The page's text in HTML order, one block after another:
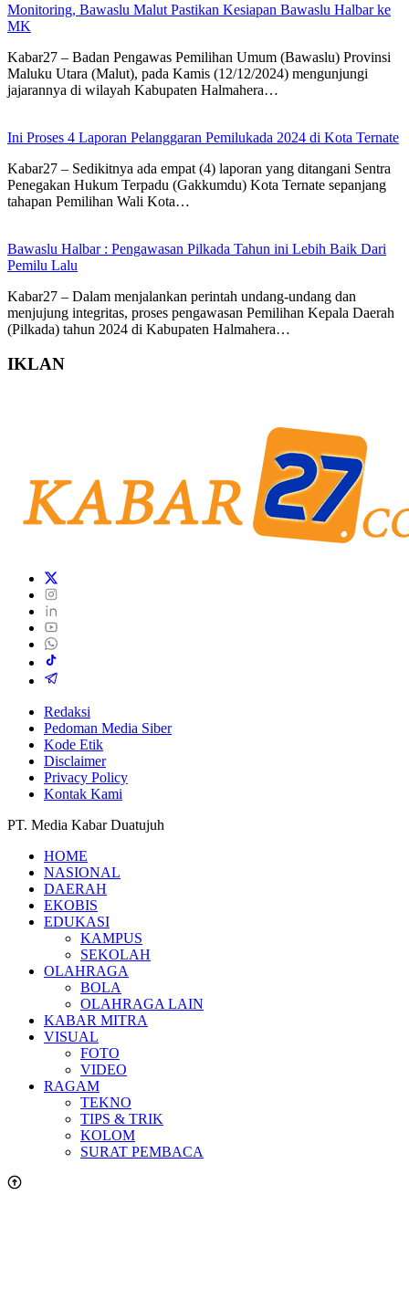
Monitoring, Bawaslu Malut Pastikan Kesiapan Bawaslu Halbar ke
MK
Kabar27 – Badan Pengawas Pemilihan Umum (Bawaslu) Provinsi
Maluku Utara (Malut), pada Kamis (12/12/2024) mengunjungi
jajarannya di wilayah Kabupaten Halmahera…
Ini Proses 4 Laporan Pelanggaran Pemilukada 2024 di Kota Ternate
Kabar27 – Sedikitnya ada empat (4) laporan yang ditangani Sentra
Penegakan Hukum Terpadu (Gakkumdu) Kota Ternate sepanjang
tahapan Pemilihan Wali Kota…
Bawaslu Halbar : Pengawasan Pilkada Tahun ini Lebih Baik Dari
Pemilu Lalu
Kabar27 – Dalam menjalankan perintah undang-undang dan
menjujung integritas, proses pengawasan Pemilihan Kepala Daerah
(Pilkada) tahun 2024 di Kabupaten Halmahera…
IKLAN
Redaksi
Pedoman Media Siber
Kode Etik
Disclaimer
Privacy Policy
Kontak Kami
PT. Media Kabar Duatujuh
HOME
NASIONAL
DAERAH
EKOBIS
EDUKASI
KAMPUS
SEKOLAH
OLAHRAGA
BOLA
OLAHRAGA LAIN
KABAR MITRA
VISUAL
FOTO
VIDEO
RAGAM
TEKNO
TIPS & TRIK
KOLOM
SURAT PEMBACA